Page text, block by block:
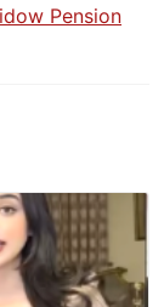
Pension